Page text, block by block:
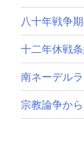
八十年戦争
十二年休戦
南ネーデル
宗教論争か